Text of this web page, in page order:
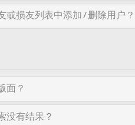
或损友列表中添加 / 删除用户？
面？
没有结果？